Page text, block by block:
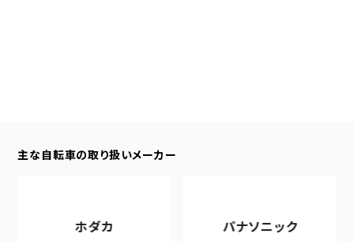
主な自転車の取り扱いメーカー
ホダカ パナソニック